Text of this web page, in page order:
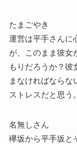
たまごやき
運営は平手さんに
が、このまま彼女
もりだろうか？彼
まなければならな
ストレスだと思う。
名無しさん
欅坂から平手坂と